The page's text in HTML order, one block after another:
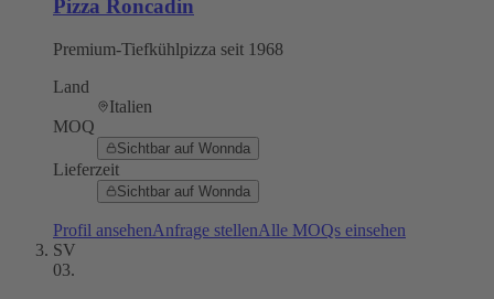
Pizza Roncadin
Premium-Tiefkühlpizza seit 1968
Land
Italien
MOQ
Sichtbar auf Wonnda
Lieferzeit
Sichtbar auf Wonnda
Profil ansehenAnfrage stellenAlle MOQs einsehen
SV
03.